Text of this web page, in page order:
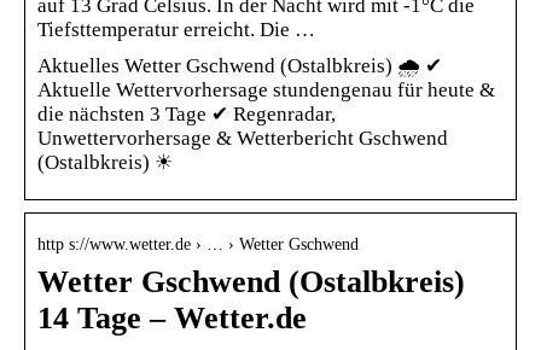
auf 13 Grad Celsius. In der Nacht wird mit -1°C die
Tiefsttemperatur erreicht. Die …
Aktuelles Wetter Gschwend (Ostalbkreis) 🌧️ ✔
Aktuelle Wettervorhersage stundengenau für heute &
die nächsten 3 Tage ✔ Regenradar,
Unwettervorhersage & Wetterbericht Gschwend
(Ostalbkreis) ☀
http s://www.wetter.de › … › Wetter Gschwend
Wetter Gschwend (Ostalbkreis)
14 Tage – Wetter.de